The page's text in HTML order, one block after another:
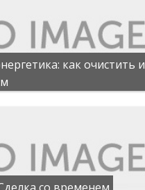
как очистить и